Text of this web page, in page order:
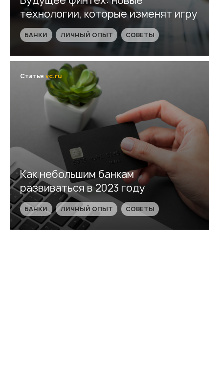
технологии, которые изменят игру
БАНКИ ЛИЧНЫЙ ОПЫТ СОВЕТЫ
Статья vc.ru
Как небольшим банкам
развиваться в 2023 году
БАНКИ ЛИЧНЫЙ ОПЫТ СОВЕТЫ